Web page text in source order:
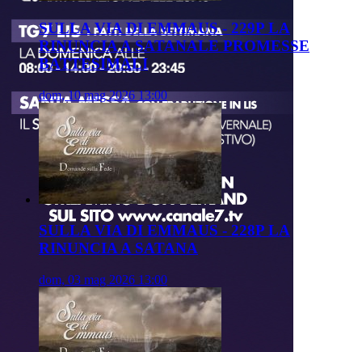
SULLA VIA DI EMMAUS - 229P LA
RINUNCIA A SATANALE PROMESSE
BATTESIMALI
dom, 10 mag 2026 13:00
SULLA VIA DI EMMAUS - 228P LA
RINUNCIA A SATANA
dom, 03 mag 2026 13:00